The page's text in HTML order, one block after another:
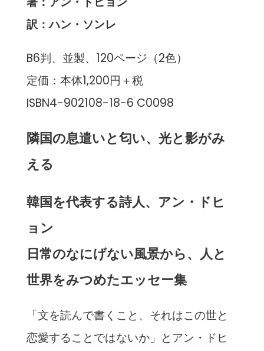
訳：ハン・ソンレ
B6判、並製、120ページ（2色）
定価：本体1,200円＋税
ISBN4-902108-18-6 C0098
隣国の息遣いと匂い、光と影がみ
える
韓国を代表する詩人、アン・ドヒ
ョン
日常のなにげない風景から、人と
世界をみつめたエッセー集
「文を読んで書くこと、それはこの世と
恋愛することではないか」とアン・ドヒ